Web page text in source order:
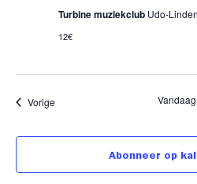
Turbine muziekclub Udo-
12€
VorigeEvenementen Vandaag
Abonneer op